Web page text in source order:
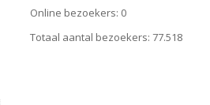
Online bezoekers: 0
Totaal aantal bezoekers: 77.518